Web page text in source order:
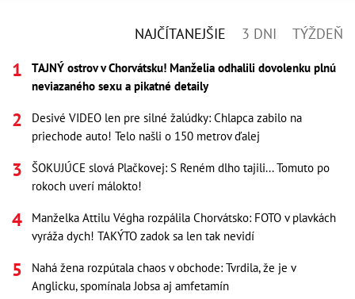
NAJČÍTANEJŠIE 3 DNI TÝŽDEŇ
TAJNÝ ostrov v Chorvátsku! Manželia odhalili dovolenku plnú
neviazaného sexu a pikatné detaily
Desivé VIDEO len pre silné žalúdky: Chlapca zabilo na
priechode auto! Telo našli o 150 metrov ďalej
ŠOKUJÚCE slová Plačkovej: S Reném dlho tajili... Tomuto po
rokoch uverí málokto!
Manželka Attilu Végha rozpálila Chorvátsko: FOTO v plavkách
vyráža dych! TAKÝTO zadok sa len tak nevidí
Nahá žena rozpútala chaos v obchode: Tvrdila, že je v
Anglicku, spomínala Jobsa aj amfetamín